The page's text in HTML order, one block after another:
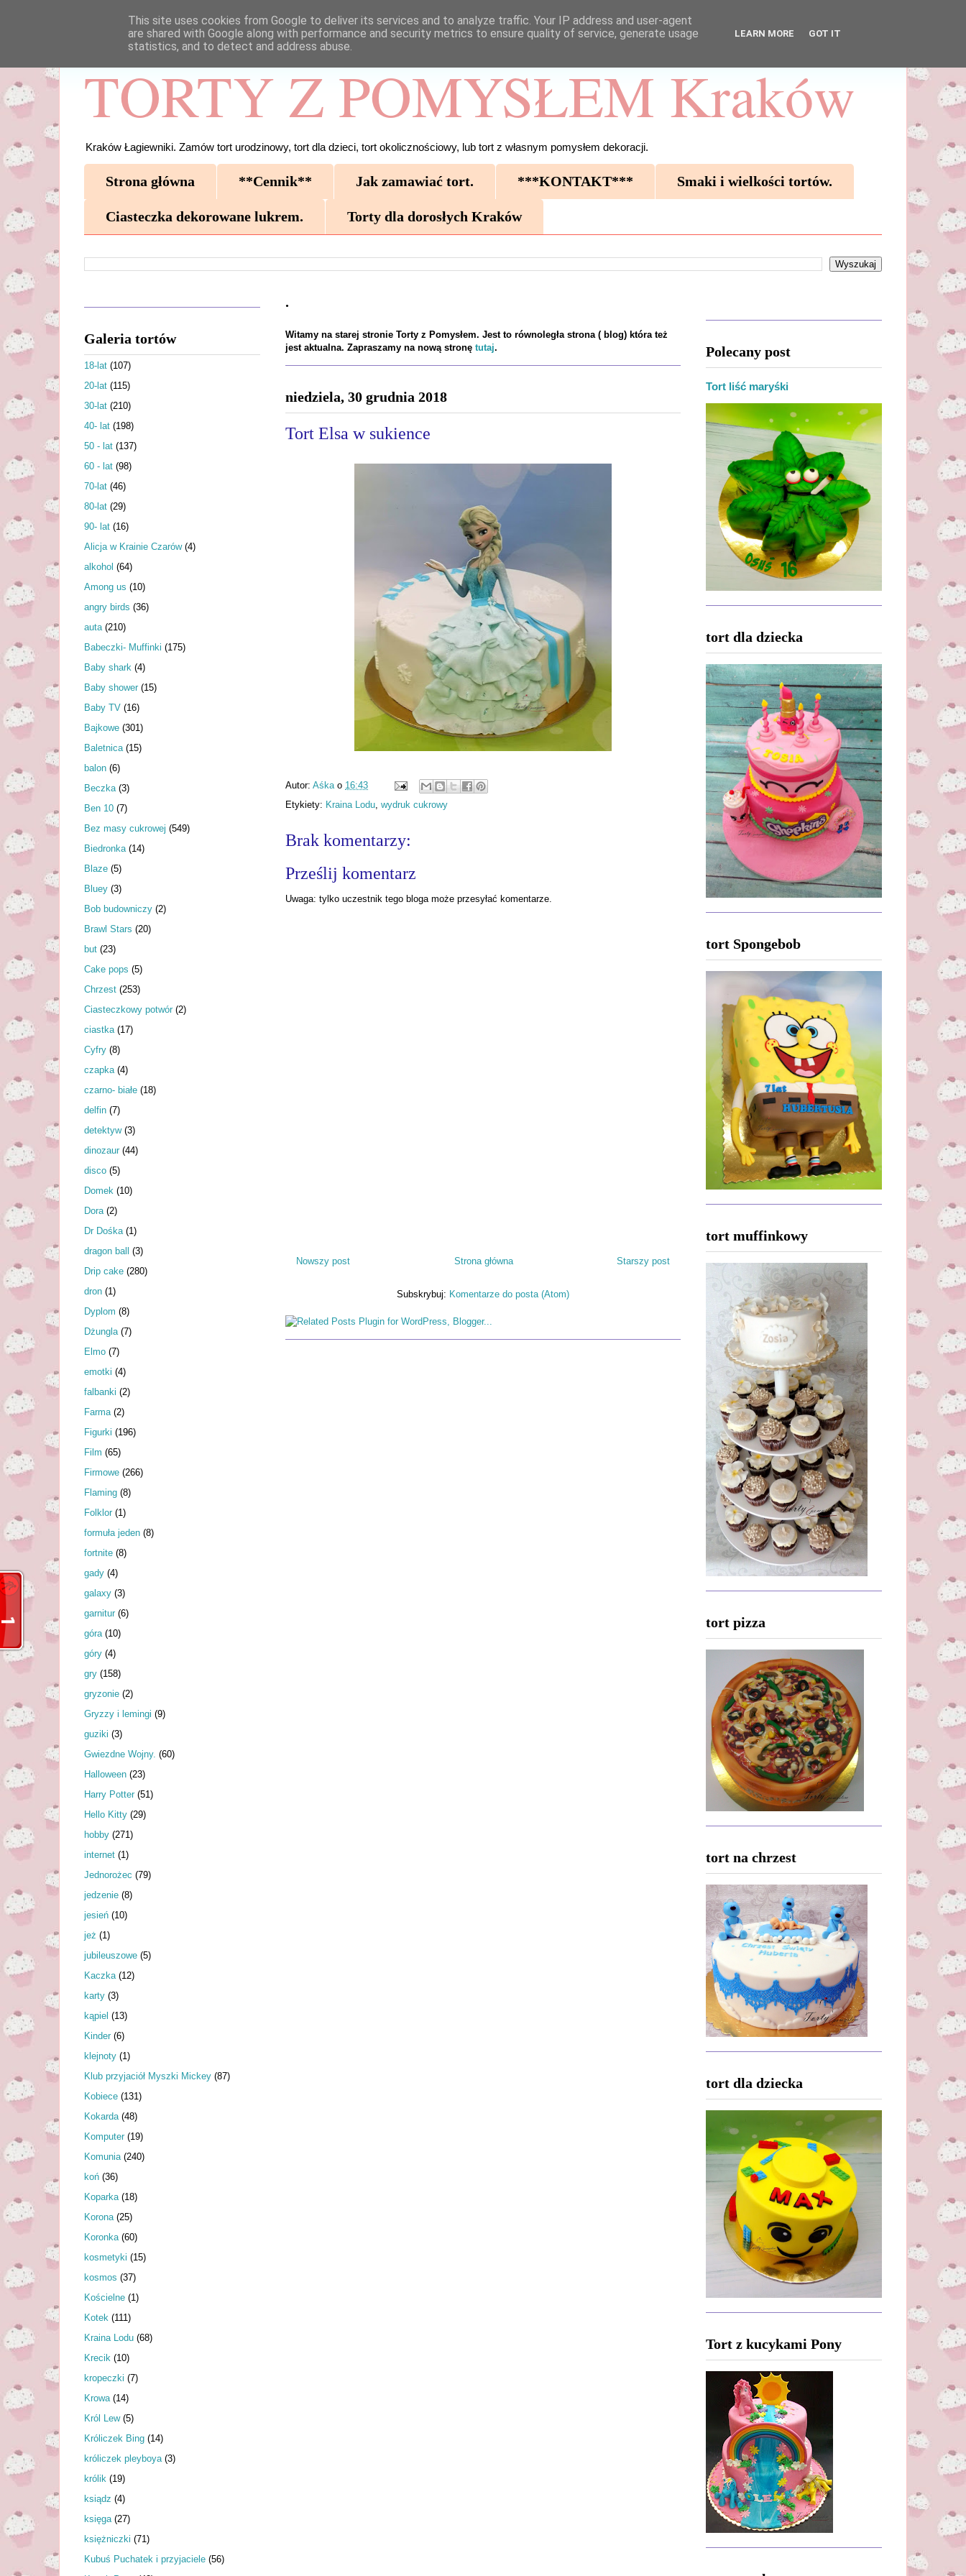
TORTY Z POMYSŁEM Kraków
Kraków Łagiewniki. Zamów tort urodzinowy, tort dla dzieci, tort okolicznościowy, lub tort z własnym pomysłem dekoracji.
Strona główna **Cennik** Jak zamawiać tort. ***KONTAKT*** Smaki i wielkości tortów.
Ciasteczka dekorowane lukrem. Torty dla dorosłych Kraków
.
Witamy na starej stronie Torty z Pomysłem. Jest to równoległa strona ( blog) która też
jest aktualna. Zapraszamy na nową stronę tutaj.
niedziela, 30 grudnia 2018
Tort Elsa w sukience
Autor: Aśka o 16:43
Etykiety: Kraina Lodu wydruk cukrowy
Brak komentarzy:
Prześlij komentarz
Uwaga: tylko uczestnik tego bloga może przesyłać komentarze.
Nowszy post Starszy post
Strona główna
Subskrybuj: Komentarze do posta (Atom)
Galeria tortów
18-lat (107)
20-lat (115)
30-lat (210)
40- lat (198)
50 - lat (137)
60 - lat (98)
70-lat (46)
80-lat (29)
90- lat (16)
Alicja w Krainie Czarów (4)
alkohol (64)
Among us (10)
angry birds (36)
auta (210)
Babeczki- Muffinki (175)
Baby shark (4)
Baby shower (15)
Baby TV (16)
Bajkowe (301)
Baletnica (15)
balon (6)
Beczka (3)
Ben 10 (7)
Bez masy cukrowej (549)
Biedronka (14)
Blaze (5)
Bluey (3)
Bob budowniczy (2)
Brawl Stars (20)
but (23)
Cake pops (5)
Chrzest (253)
Ciasteczkowy potwór (2)
ciastka (17)
Cyfry (8)
czapka (4)
czarno- białe (18)
delfin (7)
detektyw (3)
dinozaur (44)
disco (5)
Domek (10)
Dora (2)
Dr Dośka (1)
dragon ball (3)
Drip cake (280)
dron (1)
Dyplom (8)
Dżungla (7)
Elmo (7)
emotki (4)
falbanki (2)
Farma (2)
Figurki (196)
Film (65)
Firmowe (266)
Flaming (8)
Folklor (1)
formuła jeden (8)
fortnite (8)
gady (4)
galaxy (3)
garnitur (6)
góra (10)
góry (4)
gry (158)
gryzonie (2)
Gryzzy i lemingi (9)
guziki (3)
Gwiezdne Wojny. (60)
Halloween (23)
Harry Potter (51)
Hello Kitty (29)
hobby (271)
internet (1)
Jednorożec (79)
jedzenie (8)
jesień (10)
jeż (1)
jubileuszowe (5)
Kaczka (12)
karty (3)
kąpiel (13)
Kinder (6)
klejnoty (1)
Klub przyjaciół Myszki Mickey (87)
Kobiece (131)
Kokarda (48)
Komputer (19)
Komunia (240)
koń (36)
Koparka (18)
Korona (25)
Koronka (60)
kosmetyki (15)
kosmos (37)
Kościelne (1)
Kotek (111)
Kraina Lodu (68)
Krecik (10)
kropeczki (7)
Krowa (14)
Król Lew (5)
Króliczek Bing (14)
króliczek pleyboya (3)
królik (19)
ksiądz (4)
księga (27)
księżniczki (71)
Kubuś Puchatek i przyjaciele (56)
Polecany post
Tort liść maryśki
tort dla dziecka
tort Spongebob
tort muffinkowy
tort pizza
tort na chrzest
tort dla dziecka
Tort z kucykami Pony
This site uses cookies from Google to deliver its services and to analyze traffic. Your IP address and user-agent
are shared with Google along with performance and security metrics to ensure quality of service, generate usage
statistics, and to detect and address abuse.
LEARN MORE GOT IT